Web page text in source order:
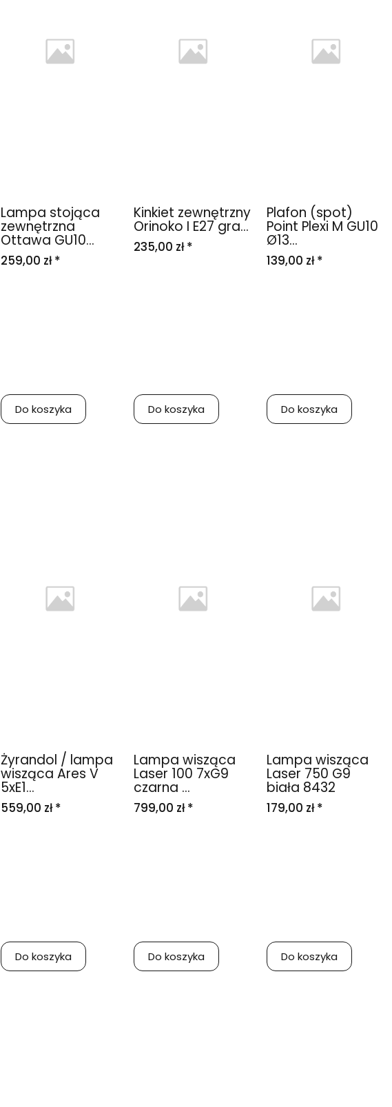
Lampa stojąca
zewnętrzna
Ottawa GU10...
259,00 zł *
Do koszyka
Kinkiet zewnętrzny
Orinoko I E27 gra...
235,00 zł *
Do koszyka
Plafon (spot)
Point Plexi M GU10
Ø13...
139,00 zł *
Do koszyka
Żyrandol / lampa
wisząca Ares V
5xE1...
559,00 zł *
Do koszyka
Lampa wisząca
Laser 100 7xG9
czarna ...
799,00 zł *
Do koszyka
Lampa wisząca
Laser 750 G9
biała 8432
179,00 zł *
Do koszyka